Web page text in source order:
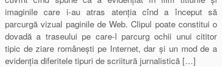
imaginile care i-au atras atenţia cînd a început să
parcurgă vizual paginile de Web. Clipul poate constitui o
dovadă a traseului pe care-l parcurg ochii unui cititor
tipic de ziare româneşti pe Internet, dar şi un mod de a
evidenţia diferitele tipuri de scriitură jurnalistică […]